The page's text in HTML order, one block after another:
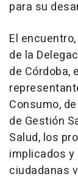
para su
El
de la
de Córdoba,
Consumo,
de Gestión
Salud, los
implicados
ciudadanas